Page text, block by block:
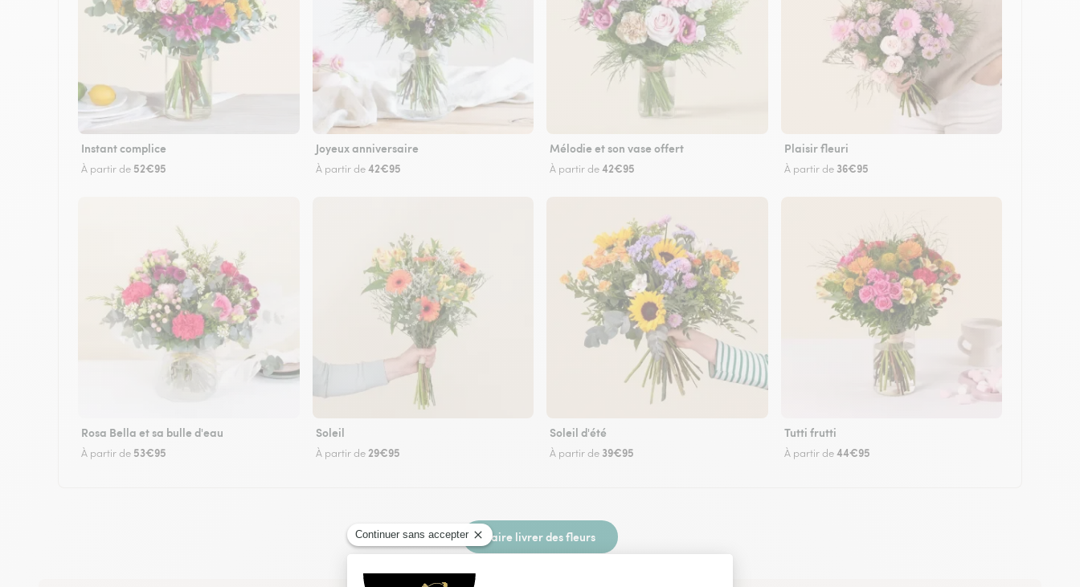
Instant complice
À partir de 52€95
Joyeux anniversaire
À partir de42€95
Mélodie et son vase offert
À partir de42€95
Plaisir fleuri
À partir de 36€95
Rosa Bella et sa bulle d'eau
À partir de 53€95
Soleil
À partir de 29€95
Soleil d'été
À partir de 39€95
Tutti frutti
À partir de44€95
Faire livrer des fleurs